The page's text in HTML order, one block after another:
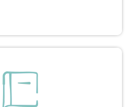
vertiefst du dein Wissen